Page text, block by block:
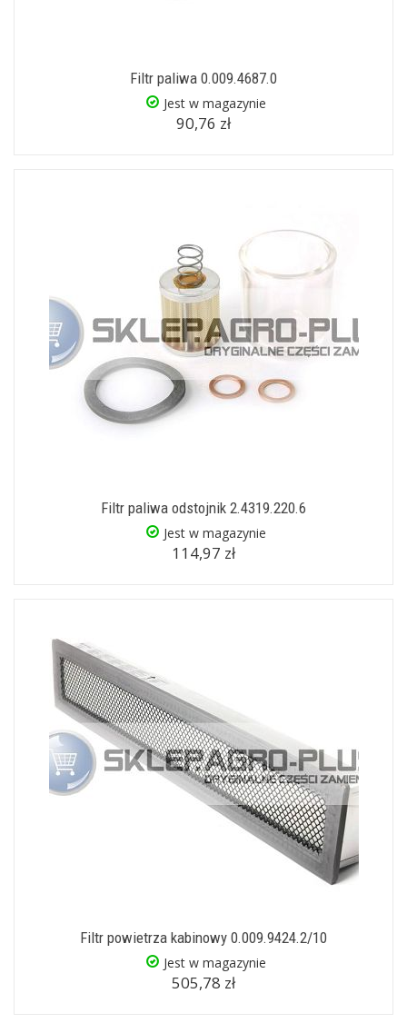
Filtr paliwa 0.009.4687.0
Jest w magazynie
90,76 zł
Filtr paliwa odstojnik 2.4319.220.6
Jest w magazynie
114,97 zł
Filtr powietrza kabinowy 0.009.9424.2/10
Jest w magazynie
505,78 zł